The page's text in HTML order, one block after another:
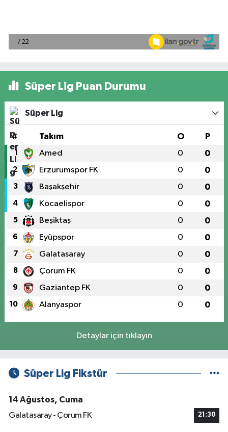
Süper Lig Puan Durumu
Süper Lig
# Takım O P
1 Amed 0 0
2 Erzurumspor FK 0 0
3 Başakşehir 0 0
4 Kocaelispor 0 0
5 Beşiktaş 0 0
6 Eyüpspor 0 0
7 Galatasaray 0 0
8 Çorum FK 0 0
9 Gaziantep FK 0 0
10 Alanyaspor 0 0
Detaylar için tıklayın
Süper Lig Fikstür
14 Ağustos, Cuma
Galatasaray - Çorum FK
21:30